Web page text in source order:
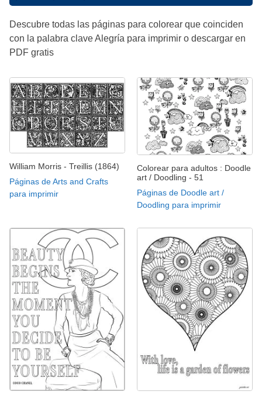
Descubre todas las páginas para colorear que coinciden
con la palabra clave Alegría para imprimir o descargar en
PDF gratis
William Morris - Treillis (1864)
Páginas de Arts and Crafts
para imprimir
Colorear para adultos : Doodle
art / Doodling - 51
Páginas de Doodle art /
Doodling para imprimir